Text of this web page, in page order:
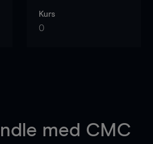
Kurs
0
med CMC